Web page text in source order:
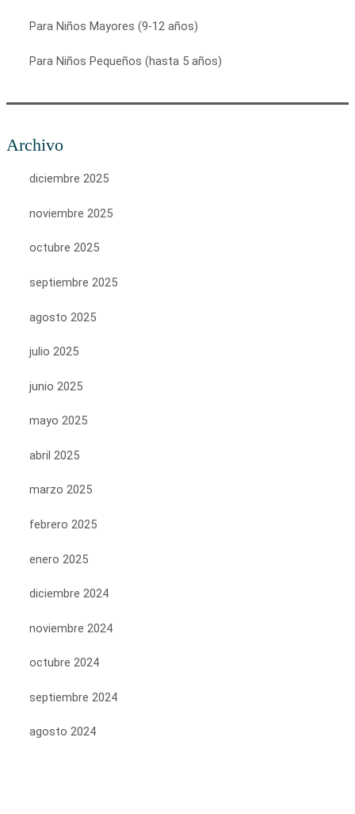
Para Niños Mayores (9-12 años)
Para Niños Pequeños (hasta 5 años)
Archivo
diciembre 2025
noviembre 2025
octubre 2025
septiembre 2025
agosto 2025
julio 2025
junio 2025
mayo 2025
abril 2025
marzo 2025
febrero 2025
enero 2025
diciembre 2024
noviembre 2024
octubre 2024
septiembre 2024
agosto 2024